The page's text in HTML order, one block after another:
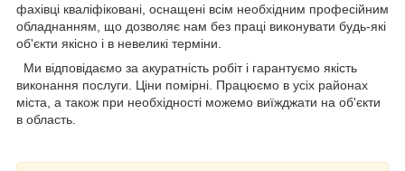
фахівці кваліфіковані, оснащені всім необхідним професійним
обладнанням, що дозволяє нам без праці виконувати будь-які
об'єкти якісно і в невеликі терміни.
Ми відповідаємо за акуратність робіт і гарантуємо якість
виконання послуги. Ціни помірні. Працюємо в усіх районах
міста, а також при необхідності можемо виїжджати на об'єкти
в область.